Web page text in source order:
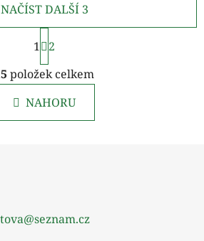
O
v
l
á
d
v
NAČÍST DALŠÍ 3
S
t
r
á
n
k
1
2
položek celkem
NAHORU
@seznam.cz